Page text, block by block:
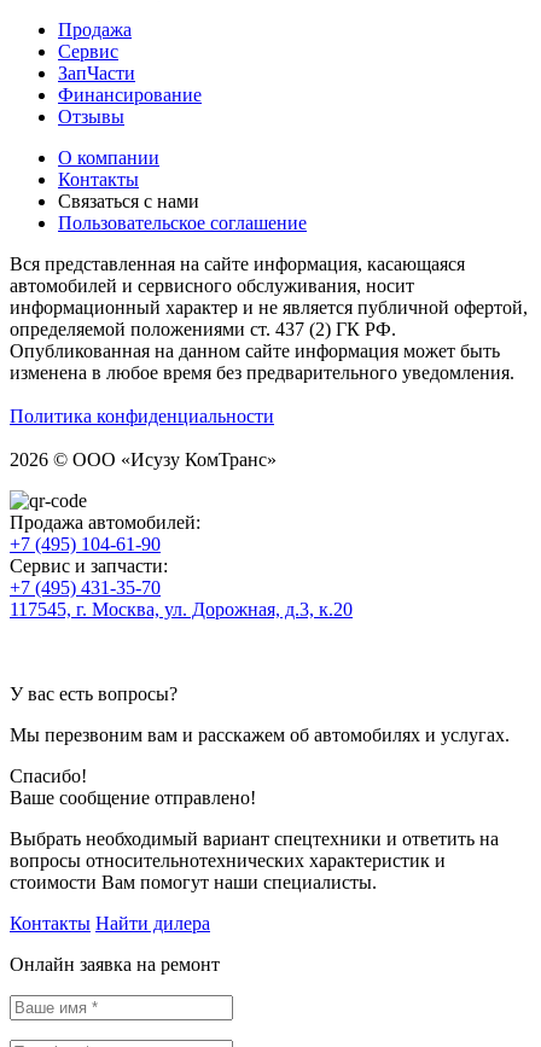
Продажа
Сервис
ЗапЧасти
Финансирование
Отзывы
О компании
Контакты
Связаться с нами
Пользовательское соглашение
Вся представленная на сайте информация, касающаяся
автомобилей и сервисного обслуживания, носит
информационный характер и не является публичной офертой,
определяемой положениями ст. 437 (2) ГК РФ.
Опубликованная на данном сайте информация может быть
изменена в любое время без предварительного уведомления.
Политика конфиденциальности
2026 © ООО «Исузу КомТранс»
Продажа автомобилей:
+7 (495) 104-61-90
Сервис и запчасти:
+7 (495) 431-35-70
117545, г. Москва, ул. Дорожная, д.3, к.20
У вас есть вопросы?
Мы перезвоним вам и расскажем об автомобилях и услугах.
Спасибо!
Ваше сообщение отправлено!
Выбрать необходимый вариант спецтехники и ответить на
вопросы относительнотехнических характеристик и
стоимости Вам помогут наши специалисты.
Контакты Найти дилера
Онлайн заявка на ремонт